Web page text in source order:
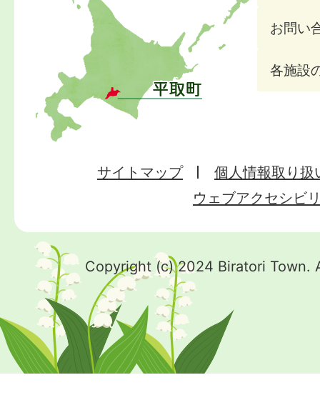
お問い
各施設
サイトマップ
個人情報取り扱
ウェブアクセシビ
Copyright (c) 2024 Biratori Town.